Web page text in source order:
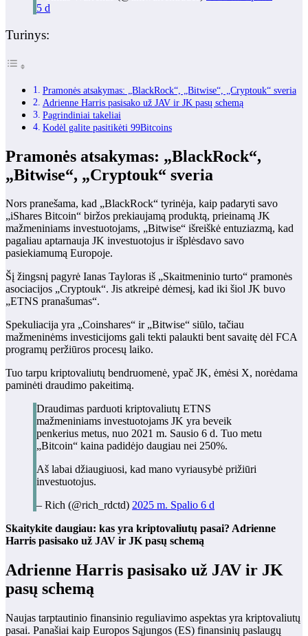
5 d
Turinys:
Pramonės atsakymas: „BlackRock“, „Bitwise“, „Cryptouk“ sveria
Adrienne Harris pasisako už JAV ir JK pasų schemą
Pagrindiniai takeliai
Kodėl galite pasitikėti 99Bitcoins
Pramonės atsakymas: „BlackRock“,
„Bitwise“, „Cryptouk“ sveria
Nors pranešama, kad „BlackRock“ tyrinėja, kaip padaryti savo
„iShares Bitcoin“ biržos prekiaujamą produktą, prieinamą JK
mažmeniniams investuotojams, „Bitwise“ išreiškė entuziazmą, kad
pagaliau aptarnauja JK investuotojus ir išplėsdavo savo
pasiekiamumą Europoje.
Šį žingsnį pagyrė Ianas Tayloras iš „Skaitmeninio turto“ pramonės
asociacijos „Cryptouk“. Jis atkreipė dėmesį, kad iki šiol JK buvo
„ETNS pranašumas“.
Spekuliacija yra „Coinshares“ ir „Bitwise“ siūlo, tačiau
mažmeninėms investicijoms gali tekti palaukti bent savaitę dėl FCA
programų peržiūros procesų laiko.
Tuo tarpu kriptovaliutų bendruomenė, ypač JK, ėmėsi X, norėdama
paminėti draudimo pakeitimą.
Draudimas parduoti kriptovaliutų ETNS
mažmeniniams investuotojams JK yra beveik
penkerius metus, nuo 2021 m. Sausio 6 d. Tuo metu
„Bitcoin“ kaina padidėjo daugiau nei 250%.
Aš labai džiaugiuosi, kad mano vyriausybė prižiūri
investuotojus.
– Rich (@rich_rdctd) 2025 m. Spalio 6 d
Skaitykite daugiau: kas yra kriptovaliutų pasai? Adrienne
Harris pasisako už JAV ir JK pasų schemą
Adrienne Harris pasisako už JAV ir JK
pasų schemą
Naujas tarptautinio finansinio reguliavimo aspektas yra kriptovaliutų
pasai. Panašiai kaip Europos Sąjungos (ES) finansinių paslaugų